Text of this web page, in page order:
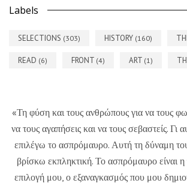
Labels
SELECTIONS (303) HISTORY (160)
READ (6) FRONT (4) ART (1)
«Τη φύση και τους ανθρώπους για να τους
να τους αγαπήσεις και να τους σεβαστείς. Γι
επιλέγω το ασπρόμαυρο. Αυτή τη δύναμη
βρίσκω εκπληκτική. Το ασπρόμαυρο είναι
επιλογή μου, ο εξαναγκασμός που μου